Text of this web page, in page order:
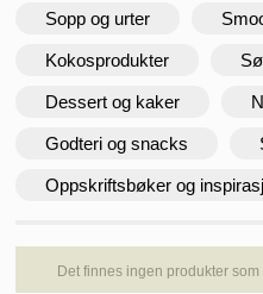
Sopp og urter
Kokosprodukter
Dessert og kaker
Godteri og snacks
Oppskriftsbøker og
Det finnes ingen produkter